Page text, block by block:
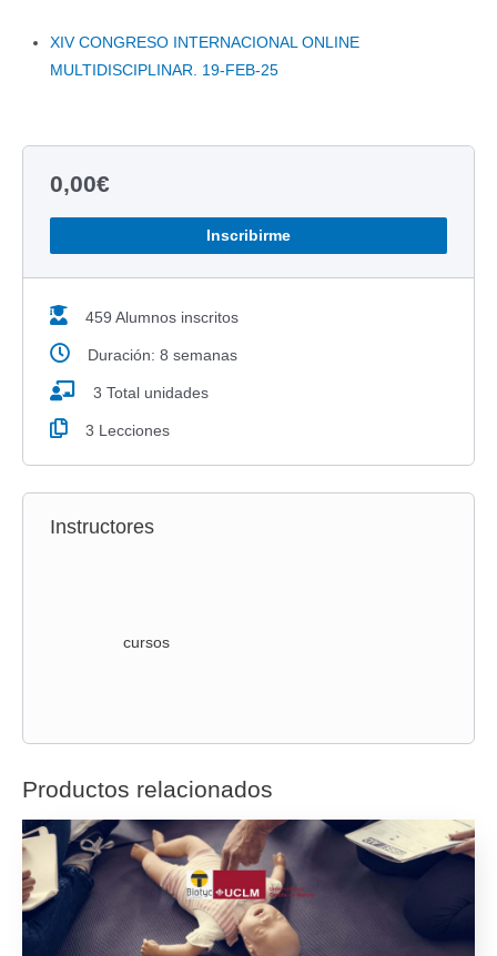
XIV CONGRESO INTERNACIONAL ONLINE
MULTIDISCIPLINAR. 19-FEB-25
0,00€
Inscribirme
459 Alumnos inscritos
Duración: 8 semanas
3 Total unidades
3 Lecciones
Instructores
Productos relacionados
Todas las categorias ámbito sanitario
FORMACIÓN EN PRIMEROS AUXILIOS EN EL ÁMBITO
SANITARIO. 150 HORAS.
15,00